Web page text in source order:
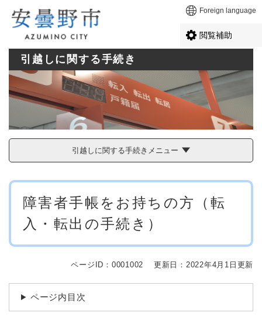
メニューを飛ばして本文へ Foreign language
閲覧補助
引越しに関する手続き
引越しに関する手続きメニュー
本
障害者手帳をお持ちの方（転
入・転出の手続き）
ページID：0001002 更新日：2022年4月1日更新
ページ内目次